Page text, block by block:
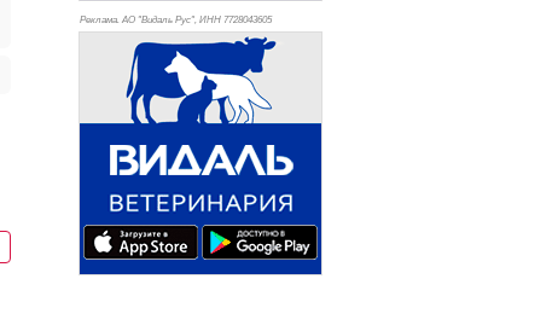
Реклама. АО "Видаль Рус", ИНН 7728043605